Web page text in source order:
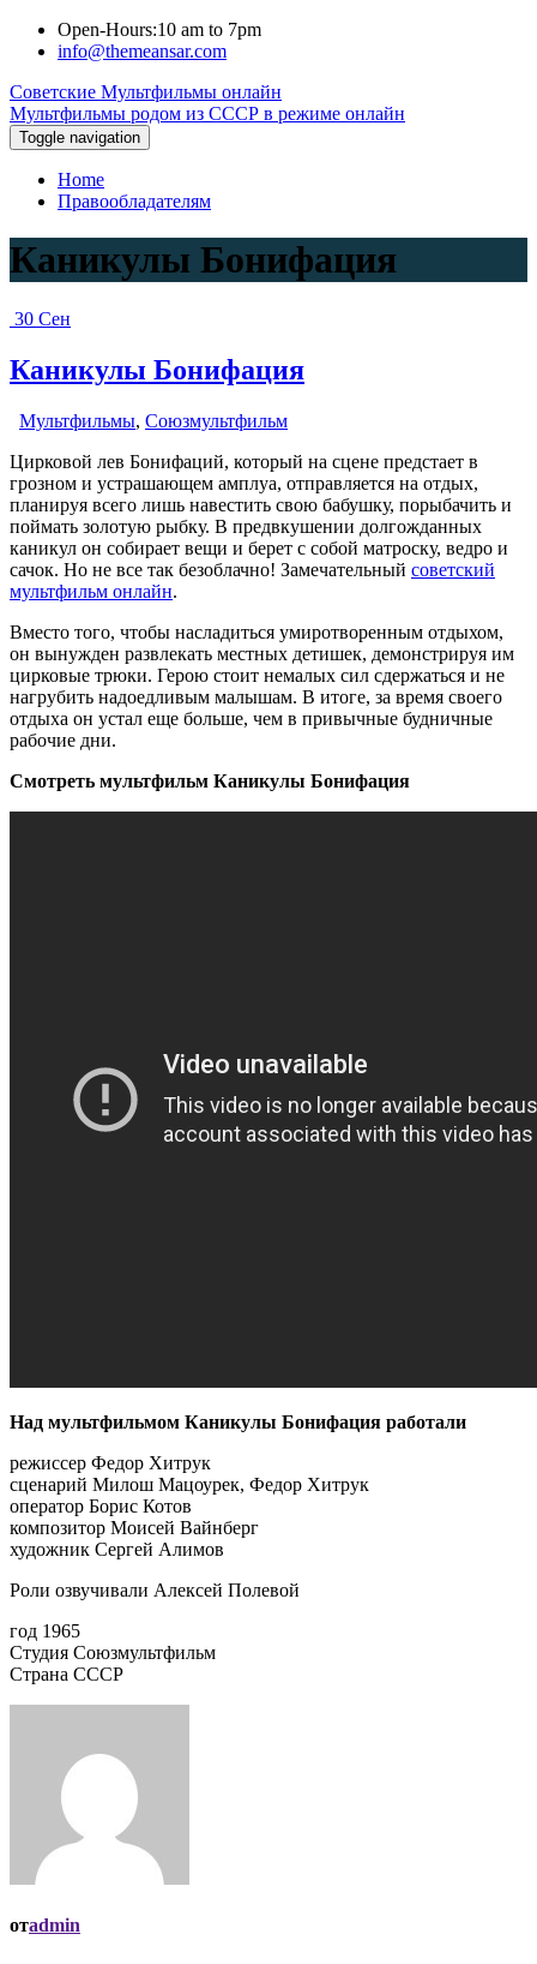
ПерейтиOpen-Hours:10 am to 7pm
info@themeansar.com
Советские Мультфильмы онлайн
Мультфильмы родом из СССР в режиме онлайн
Toggle navigation
Home
Правообладателям
Каникулы Бонифация
30 Сен
Каникулы Бонифация
Мультфильмы, Союзмультфильм
Цирковой лев Бонифаций, который на сцене предстает в
грозном и устрашающем амплуа, отправляется на отдых,
планируя всего лишь навестить свою бабушку, порыбачить и
поймать золотую рыбку. В предвкушении долгожданных
каникул он собирает вещи и берет с собой матроску, ведро и
сачок. Но не все так безоблачно! Замечательный советский
мультфильм онлайн.
Вместо того, чтобы насладиться умиротворенным отдыхом,
он вынужден развлекать местных детишек, демонстрируя им
цирковые трюки. Герою стоит немалых сил сдержаться и не
нагрубить надоедливым малышам. В итоге, за время своего
отдыха он устал еще больше, чем в привычные будничные
рабочие дни.
Смотреть мультфильм Каникулы Бонифация
Над мультфильмом Каникулы Бонифация работали
режиссер Федор Хитрук
сценарий Милош Мацоурек, Федор Хитрук
оператор Борис Котов
композитор Моисей Вайнберг
художник Сергей Алимов
Роли озвучивали Алексей Полевой
год 1965
Студия Союзмультфильм
Страна СССР
отadmin